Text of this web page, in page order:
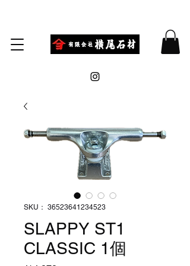
SKU： 36523641234523
SLAPPY ST1
CLASSIC 1個